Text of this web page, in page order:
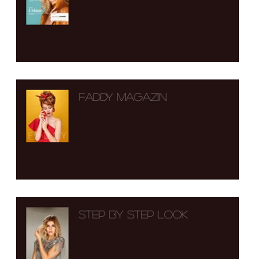
FADDY MAGAZIN
Step by Step Look